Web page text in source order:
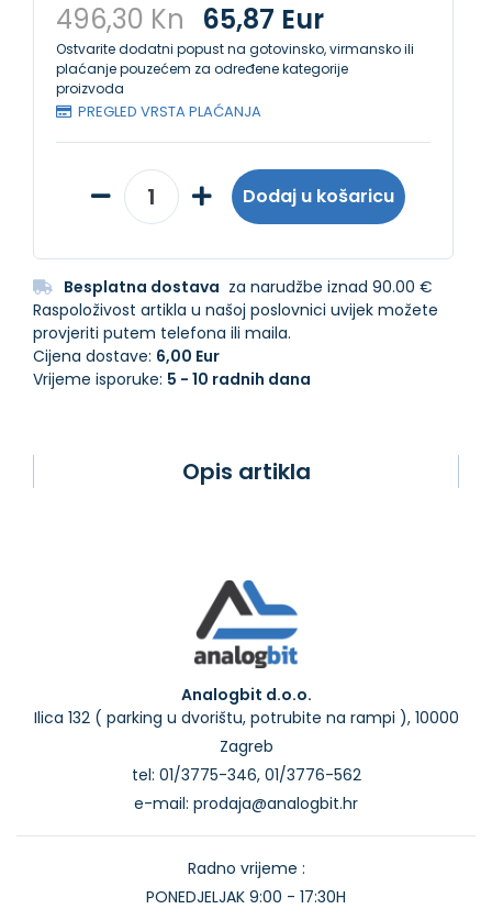
496,30 Kn 65,87 Eur
Ostvarite dodatni popust na gotovinsko, virmansko ili
plaćanje pouzećem za određene kategorije
proizvoda
PREGLED VRSTA PLAĆANJA
Dodaj u košaricu
Besplatna dostava za narudžbe iznad 90.00 €
Raspoloživost artikla u našoj poslovnici uvijek možete
provjeriti putem telefona ili maila.
Cijena dostave: 6,00 Eur
Vrijeme isporuke: 5 - 10 radnih dana
Opis artikla
Analogbit d.o.o.
Ilica 132 ( parking u dvorištu, potrubite na rampi ), 10000
Zagreb
tel: 01/3775-346, 01/3776-562
e-mail: prodaja@analogbit.hr
Radno vrijeme :
PONEDJELJAK 9:00 - 17:30H